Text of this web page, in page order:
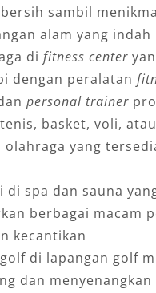
sambil
alam yang indah
di fitness center
dengan peralatan
personal trainer
basket, voli,
olahraga yang
di spa dan sauna
berbagai macam
kecantikan
di lapangan golf
dan menyenangkan